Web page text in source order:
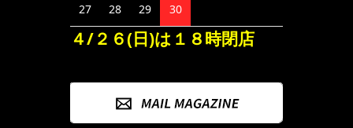
27 28 29 30
４/２６(日)は１８時閉店